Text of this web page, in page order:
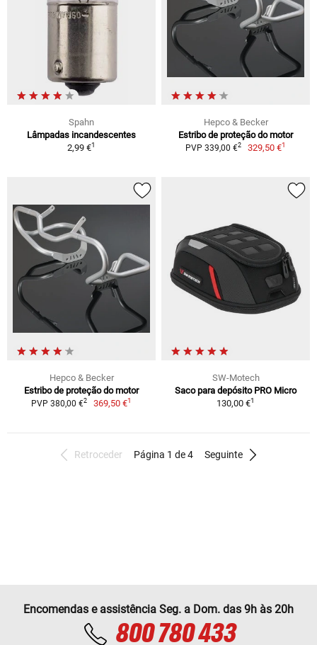
Spahn
Lâmpadas incandescentes
2,99 €1
Hepco & Becker
Estribo de proteção do motor
PVP 339,00 €2 329,50 €1
Hepco & Becker
Estribo de proteção do motor
PVP 380,00 €2 369,50 €1
SW-Motech
Saco para depósito PRO Micro
130,00 €1
Retroceder Página 1 de 4 Seguinte
Encomendas e assistência Seg. a Dom. das 9h às 20h
800 780 433